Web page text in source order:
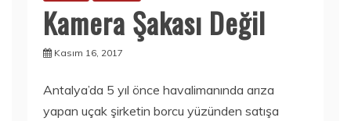
Kamera Şakası Değil
Kasım 16, 2017
Antalya’da 5 yıl önce havalimanında arıza
yapan uçak şirketin borcu yüzünden satışa